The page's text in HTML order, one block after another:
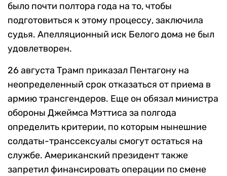
было почти полтора года на то, чтобы
подготовиться к этому процессу, заключила
судья. Апелляционный иск Белого дома не был
удовлетворен.
26 августа Трамп приказал Пентагону на
неопределенный срок отказаться от приема в
армию трансгендеров. Еще он обязал министра
обороны Джеймса Мэттиса за полгода
определить критерии, по которым нынешние
солдаты-транссексуалы смогут остаться на
службе. Американский президент также
запретил финансировать операции по смене